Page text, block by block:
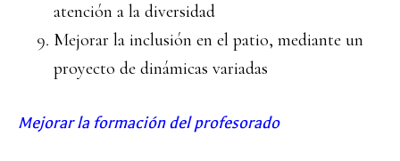
atención a la diversidad
Mejorar la inclusión en el patio, mediante un
proyecto de dinámicas variadas
Mejorar la formación del profesorado